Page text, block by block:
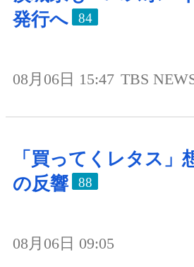
発行へ
84
08月06日 15:47 TBS
「買ってくレタス」
の反響
88
08月06日 09:05